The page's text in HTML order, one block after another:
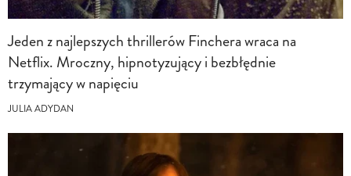
Jeden z najlepszych thrillerów Finchera wraca na
Netflix. Mroczny, hipnotyzujący i bezbłędnie
trzymający w napięciu
JULIA ADYDAN